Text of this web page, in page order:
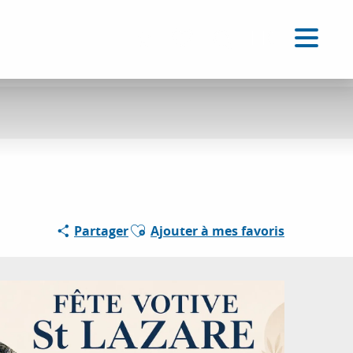
PartagerAjouter aux favoris
Ajouter à mes favoris